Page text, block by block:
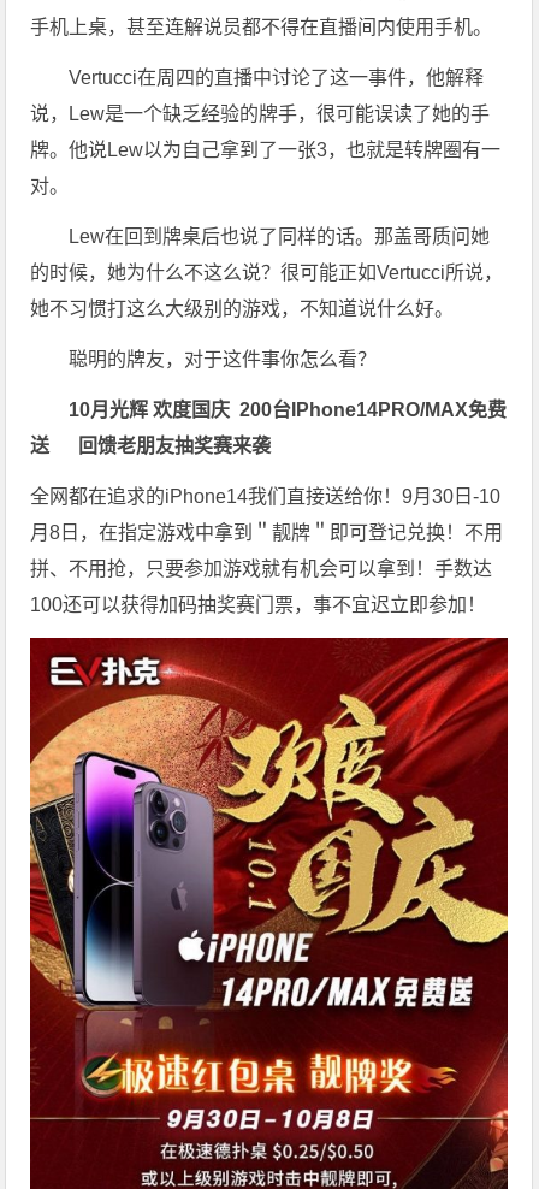
手机上桌，甚至连解说员都不得在直播间内使用手机。
Vertucci在周四的直播中讨论了这一事件，他解释
说，Lew是一个缺乏经验的牌手，很可能误读了她的手
牌。他说Lew以为自己拿到了一张3，也就是转牌圈有一
对。
Lew在回到牌桌后也说了同样的话。那盖哥质问她
的时候，她为什么不这么说？很可能正如Vertucci所说，
她不习惯打这么大级别的游戏，不知道说什么好。
聪明的牌友，对于这件事你怎么看？
10月光辉 欢度国庆200台 IPhone14PRO/MAX免费
送 回馈老朋友抽奖赛来袭
全网都在追求的iPhone14我们直接送给你！9月30日-10
月8日，在指定游戏中拿到＂靓牌＂即可登记兑换！不用
拼、不用抢，只要参加游戏就有机会可以拿到！手数达
100还可以获得加码抽奖赛门票，事不宜迟立即参加！